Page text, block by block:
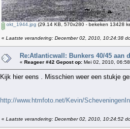
okt_1944.jpg (29.14 KB, 570x280 - bekeken 13428
« Laatste verandering: December 02, 2010, 10:24:38
Re:Atlanticwall: Bunkers 40/45 aan
« Reageer #42 Gepost op: Mei 02, 2010,
Kijk hier eens . Misschien weer een stukje
http://www.htmfoto.net/Kevin/
« Laatste verandering: December 02, 2010, 10:24:52